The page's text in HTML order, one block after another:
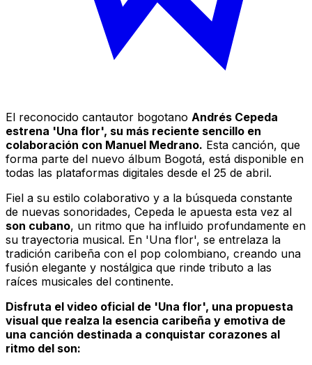
El reconocido cantautor bogotano Andrés Cepeda
estrena 'Una flor', su más reciente sencillo en
colaboración con Manuel Medrano. Esta canción, que
forma parte del nuevo álbum Bogotá, está disponible en
todas las plataformas digitales desde el 25 de abril.
Fiel a su estilo colaborativo y a la búsqueda constante
de nuevas sonoridades, Cepeda le apuesta esta vez al
son cubano, un ritmo que ha influido profundamente en
su trayectoria musical. En 'Una flor', se entrelaza la
tradición caribeña con el pop colombiano, creando una
fusión elegante y nostálgica que rinde tributo a las
raíces musicales del continente.
Disfruta el video oficial de 'Una flor', una propuesta
visual que realza la esencia caribeña y emotiva de
una canción destinada a conquistar corazones al
ritmo del son: